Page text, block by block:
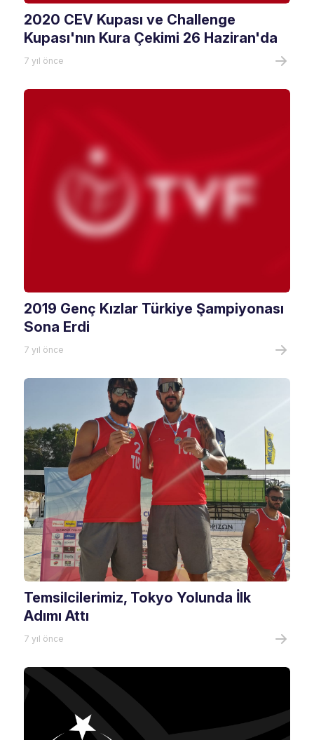
2020 CEV Kupası ve Challenge
Kupası'nın Kura Çekimi 26 Haziran'da
7 yıl önce
2019 Genç Kızlar Türkiye Şampiyonası
Sona Erdi
7 yıl önce
Temsilcilerimiz, Tokyo Yolunda İlk
Adımı Attı
7 yıl önce